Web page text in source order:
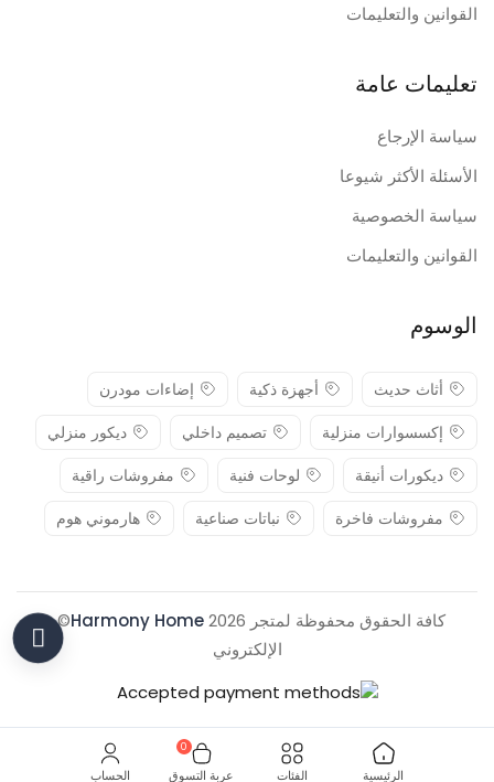
الرئيسية الفئات عربة التسوق
0
الحساب
القوانين والتعليمات
تعليمات عامة
سياسة الإرجاع
الأسئلة الأكثر شيوعا
سياسة الخصوصية
القوانين والتعليمات
الوسوم
أثاث حديث أجهزة ذكية
إضاءات مودرن
إكسسوارات منزلية
تصميم داخلي
ديكور منزلي
ديكورات أنيقة
لوحات فنية
مفروشات راقية
مفروشات فاخرة
نباتات صناعية هارموني هوم
كافة الحقوق محفوظة لمتجر 2026 Harmony Home
© .
الإلكتروني